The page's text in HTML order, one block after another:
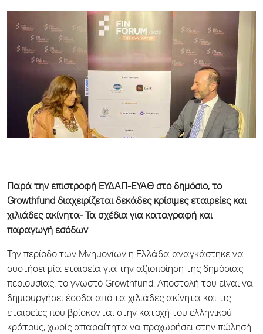
Παρά την επιστροφή ΕΥΔΑΠ-ΕΥΑΘ στο δημόσιο, το
Growthfund διαχειρίζεται δεκάδες κρίσιμες εταιρείες και
χιλιάδες ακίνητα- Τα σχέδια για καταγραφή και
παραγωγή εσόδων
Την περίοδο των Μνημονίων η Ελλάδα αναγκάστηκε να
συστήσει μία εταιρεία για την αξιοποίηση της δημόσιας
περιουσίας: το γνωστό Growthfund. Αποστολή του είναι να
δημιουργήσει έσοδα από τα χιλιάδες ακίνητα και τις
εταιρείες που βρίσκονται στην κατοχή του ελληνικού
κράτους, χωρίς απαραίτητα να προχωρήσει στην πώλησή